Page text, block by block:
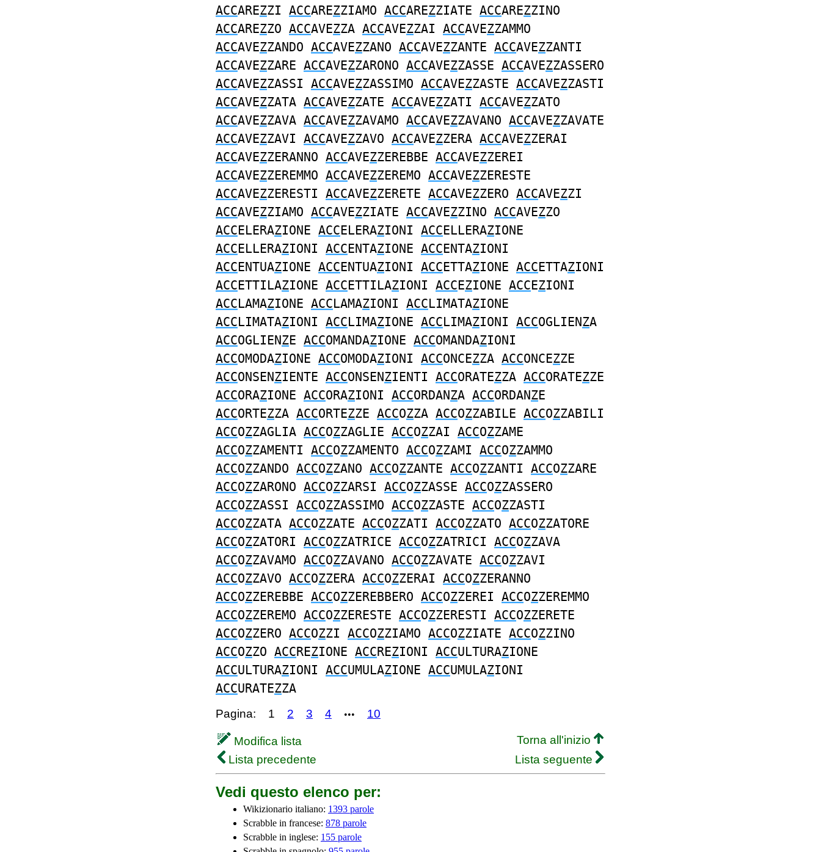
ACCAREZZI ACCAREZZIAMO ACCAREZZIATE ACCAREZZINO
ACCAREZZO ACCAVEZZA ACCAVEZZAI ACCAVEZZAMMO
ACCAVEZZANDO ACCAVEZZANO ACCAVEZZANTE ACCAVEZZANTI
ACCAVEZZARE ACCAVEZZARONO ACCAVEZZASSE ACCAVEZZASSERO
ACCAVEZZASSI ACCAVEZZASSIMO ACCAVEZZASTE ACCAVEZZASTI
ACCAVEZZATA ACCAVEZZATE ACCAVEZZATI ACCAVEZZATO
ACCAVEZZAVA ACCAVEZZAVAMO ACCAVEZZAVANO ACCAVEZZAVATE
ACCAVEZZAVI ACCAVEZZAVO ACCAVEZZERA ACCAVEZZERAI
ACCAVEZZERANNO ACCAVEZZEREBBE ACCAVEZZEREI
ACCAVEZZEREMMO ACCAVEZZEREMO ACCAVEZZERESTE
ACCAVEZZERESTI ACCAVEZZERETE ACCAVEZZERO ACCAVEZZI
ACCAVEZZIAMO ACCAVEZZIATE ACCAVEZZINO ACCAVEZZO
ACCELERAZIONE ACCELERAZIONI ACCELLERAZIONE
ACCELLERAZIONI ACCENTAZIONE ACCENTAZIONI
ACCENTUAZIONE ACCENTUAZIONI ACCETTAZIONE ACCETTAZIONI
ACCETTILAZIONE ACCETTILAZIONI ACCEZIONE ACCEZIONI
ACCLAMAZIONE ACCLAMAZIONI ACCLIMATAZIONE
ACCLIMATAZIONI ACCLIMAZIONE ACCLIMAZIONI ACCOGLIENZA
ACCOGLIENZE ACCOMANDAZIONE ACCOMANDAZIONI
ACCOMODAZIONE ACCOMODAZIONI ACCONCEZZA ACCONCEZZE
ACCONSENZIENTE ACCONSENZIENTI ACCORATEZZA ACCORATEZZE
ACCORAZIONE ACCORAZIONI ACCORDANZA ACCORDANZE
ACCORTEZZA ACCORTEZZE ACCOZZA ACCOZZABILE ACCOZZABILI
ACCOZZAGLIA ACCOZZAGLIE ACCOZZAI ACCOZZAME
ACCOZZAMENTI ACCOZZAMENTO ACCOZZAMI ACCOZZAMMO
ACCOZZANDO ACCOZZANO ACCOZZANTE ACCOZZANTI ACCOZZARE
ACCOZZARONO ACCOZZARSI ACCOZZASSE ACCOZZASSERO
ACCOZZASSI ACCOZZASSIMO ACCOZZASTE ACCOZZASTI
ACCOZZATA ACCOZZATE ACCOZZATI ACCOZZATO ACCOZZATORE
ACCOZZATORI ACCOZZATRICE ACCOZZATRICI ACCOZZAVA
ACCOZZAVAMO ACCOZZAVANO ACCOZZAVATE ACCOZZAVI
ACCOZZAVO ACCOZZERA ACCOZZERAI ACCOZZERANNO
ACCOZZEREBBE ACCOZZEREBBERO ACCOZZEREI ACCOZZEREMMO
ACCOZZEREMO ACCOZZERESTE ACCOZZERESTI ACCOZZERETE
ACCOZZERO ACCOZZI ACCOZZIAMO ACCOZZIATE ACCOZZINO
ACCOZZO ACCREZIONE ACCREZIONI ACCULTURAZIONE
ACCULTURAZIONI ACCUMULAZIONE ACCUMULAZIONI
ACCURATEZZA
Pagina: 1 2 3 4 ••• 10
Modifica lista
Torna all'inizio
Lista precedente
Lista seguente
Vedi questo elenco per:
Wikizionario italiano: 1393 parole
Scrabble in francese: 878 parole
Scrabble in inglese: 155 parole